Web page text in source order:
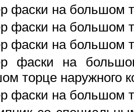
фаски на большом
фаски на большом
фаски на большом
фаски на
торце наружного
фаски на большом